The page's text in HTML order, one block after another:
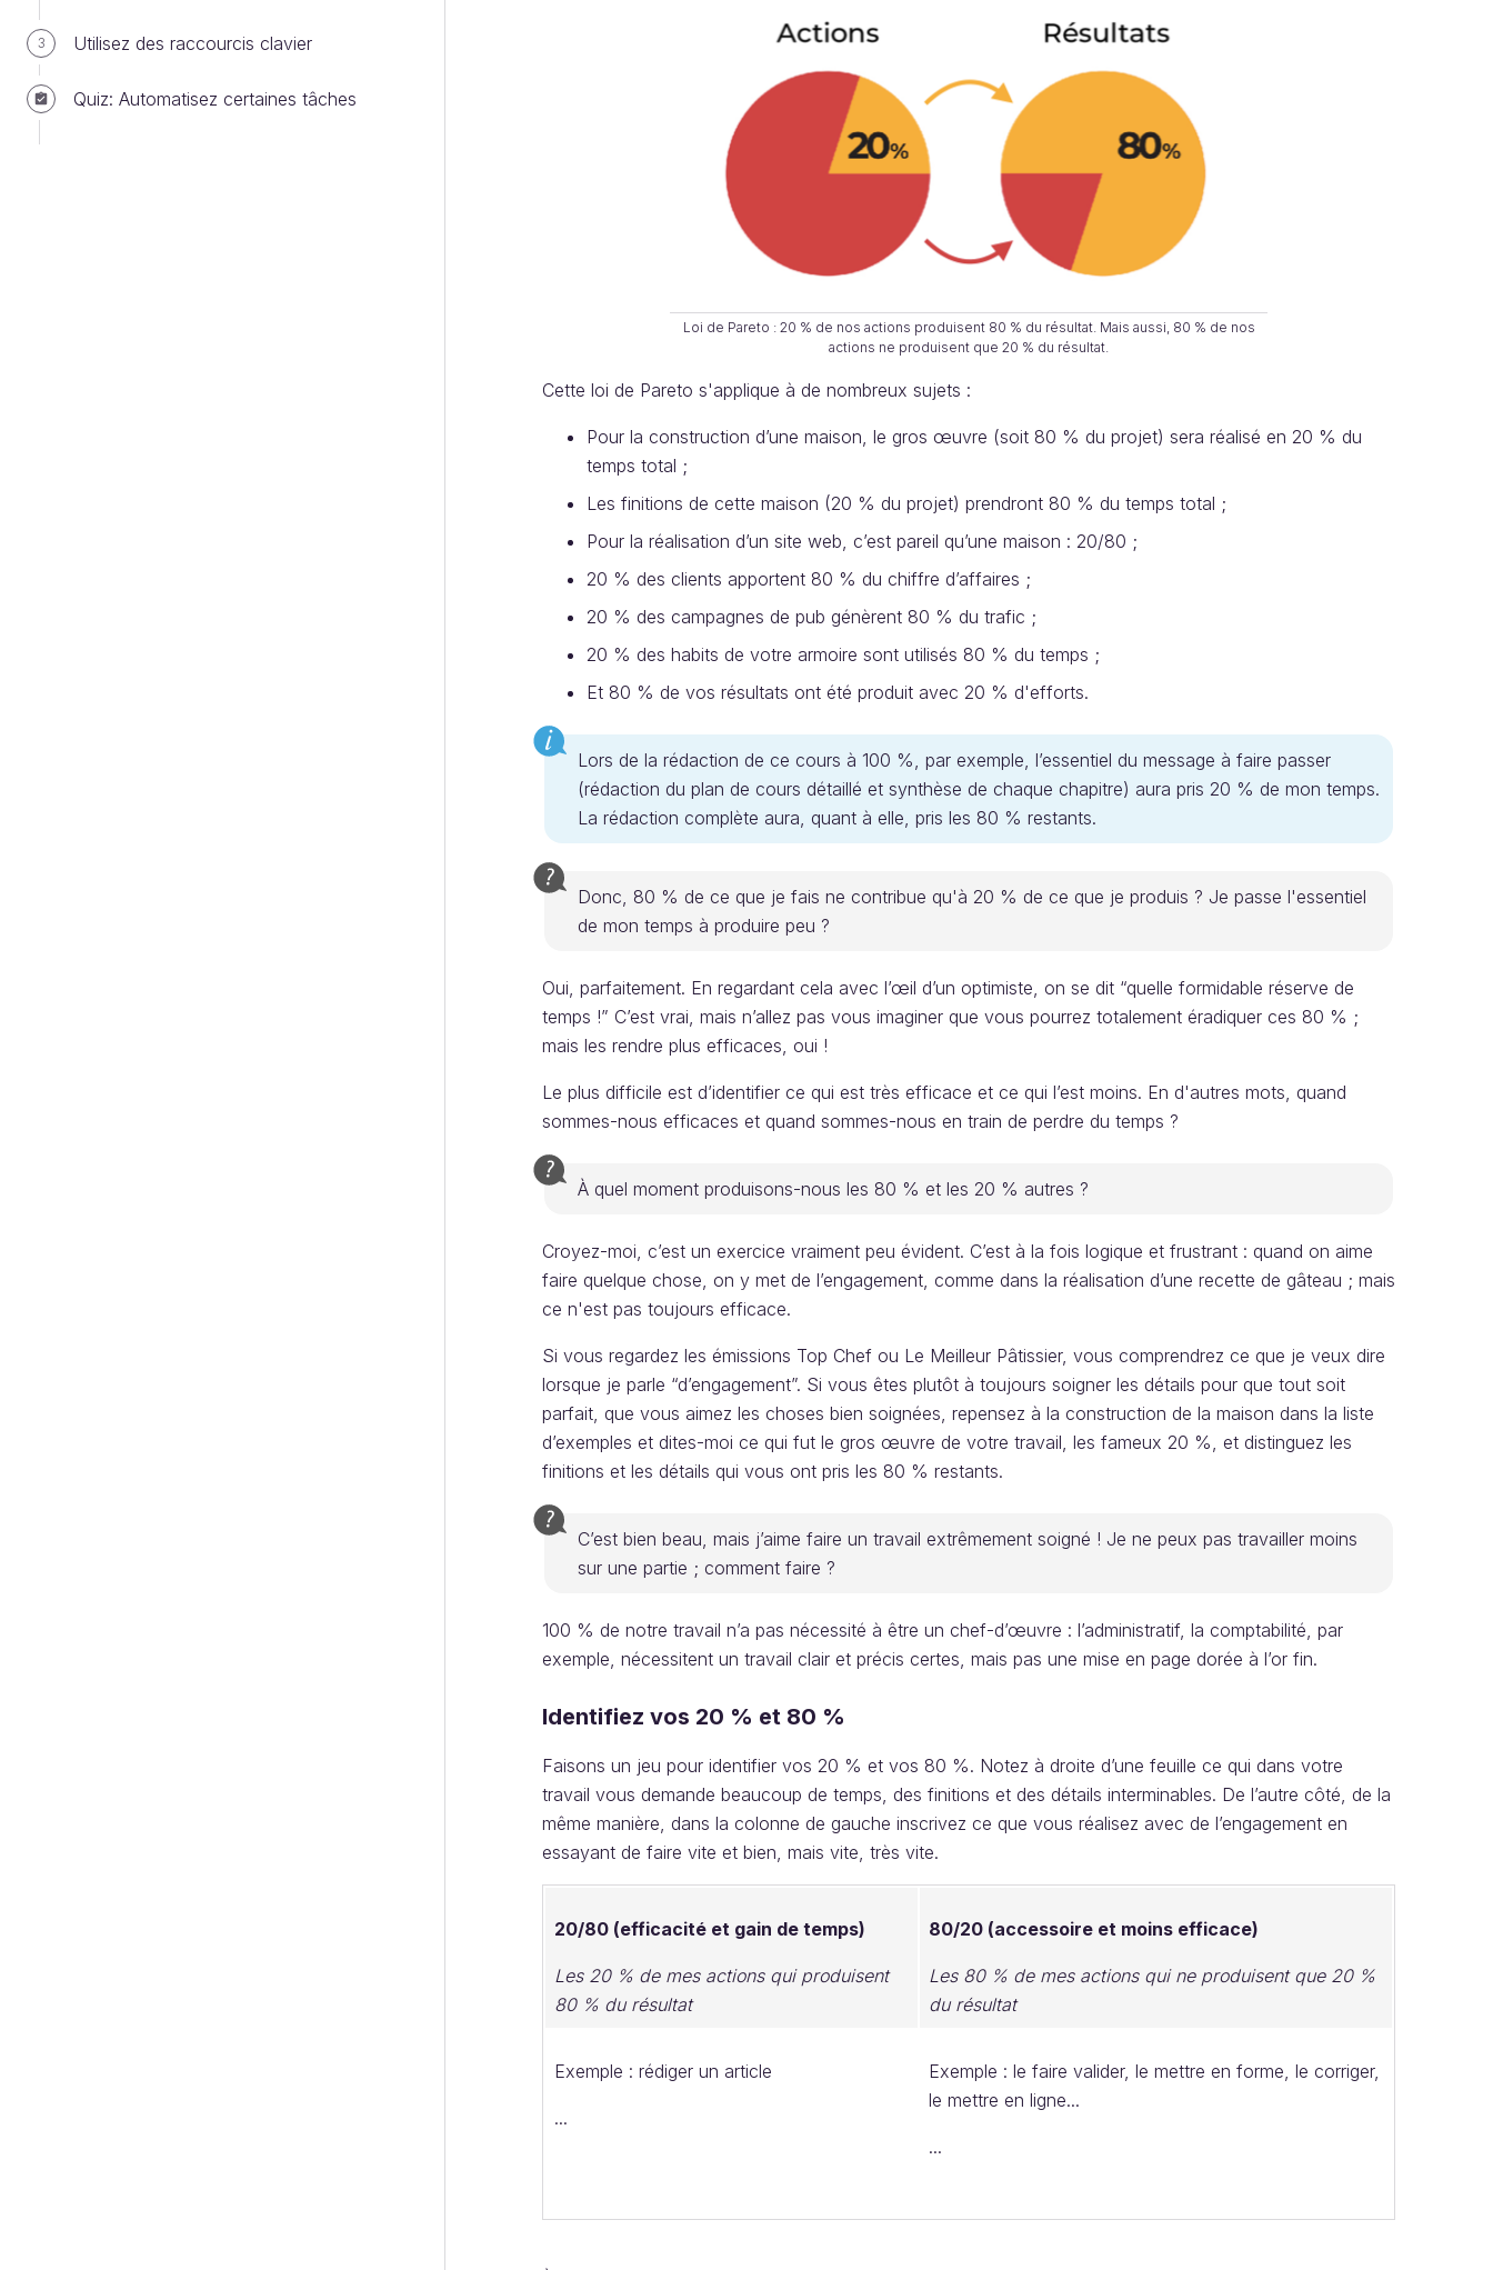
3 Utilisez des raccourcis clavier
Quiz: Automatisez certaines tâches
Loi de Pareto : 20 % de nos actions produisent 80 % du résultat. Mais aussi, 80 % de nos
actions ne produisent que 20 % du résultat.
Cette loi de Pareto s'applique à de nombreux sujets :
Pour la construction d’une maison, le gros œuvre (soit 80 % du projet) sera réalisé en 20 % du
temps total ;
Les finitions de cette maison (20 % du projet) prendront 80 % du temps total ;
Pour la réalisation d’un site web, c’est pareil qu’une maison : 20/80 ;
20 % des clients apportent 80 % du chiffre d’affaires ;
20 % des campagnes de pub génèrent 80 % du trafic ;
20 % des habits de votre armoire sont utilisés 80 % du temps ;
Et 80 % de vos résultats ont été produit avec 20 % d'efforts.
Lors de la rédaction de ce cours à 100 %, par exemple, l’essentiel du message à faire passer
(rédaction du plan de cours détaillé et synthèse de chaque chapitre) aura pris 20 % de mon temps.
La rédaction complète aura, quant à elle, pris les 80 % restants.
Donc, 80 % de ce que je fais ne contribue qu'à 20 % de ce que je produis ? Je passe l'essentiel
de mon temps à produire peu ?
Oui, parfaitement. En regardant cela avec l’œil d’un optimiste, on se dit “quelle formidable réserve de
temps !” C’est vrai, mais n’allez pas vous imaginer que vous pourrez totalement éradiquer ces 80 % ;
mais les rendre plus efficaces, oui !
Le plus difficile est d’identifier ce qui est très efficace et ce qui l’est moins. En d'autres mots, quand
sommes-nous efficaces et quand sommes-nous en train de perdre du temps ?
À quel moment produisons-nous les 80 % et les 20 % autres ?
Croyez-moi, c’est un exercice vraiment peu évident. C’est à la fois logique et frustrant : quand on aime
faire quelque chose, on y met de l’engagement, comme dans la réalisation d’une recette de gâteau ; mais
ce n'est pas toujours efficace.
Si vous regardez les émissions Top Chef ou Le Meilleur Pâtissier, vous comprendrez ce que je veux dire
lorsque je parle “d’engagement”. Si vous êtes plutôt à toujours soigner les détails pour que tout soit
parfait, que vous aimez les choses bien soignées, repensez à la construction de la maison dans la liste
d’exemples et dites-moi ce qui fut le gros œuvre de votre travail, les fameux 20 %, et distinguez les
finitions et les détails qui vous ont pris les 80 % restants.
C’est bien beau, mais j’aime faire un travail extrêmement soigné ! Je ne peux pas travailler moins
sur une partie ; comment faire ?
100 % de notre travail n’a pas nécessité à être un chef-d’œuvre : l’administratif, la comptabilité, par
exemple, nécessitent un travail clair et précis certes, mais pas une mise en page dorée à l’or fin.
Identifiez vos 20 % et 80 %
Faisons un jeu pour identifier vos 20 % et vos 80 %. Notez à droite d’une feuille ce qui dans votre
travail vous demande beaucoup de temps, des finitions et des détails interminables. De l’autre côté, de la
même manière, dans la colonne de gauche inscrivez ce que vous réalisez avec de l’engagement en
essayant de faire vite et bien, mais vite, très vite.
20/80 (efficacité et gain de temps)
Les 20 % de mes actions qui produisent
80 % du résultat
80/20 (accessoire et moins efficace)
Les 80 % de mes actions qui ne produisent que 20 %
du résultat
Exemple : rédiger un article
...
Exemple : le faire valider, le mettre en forme, le corriger,
le mettre en ligne...
...